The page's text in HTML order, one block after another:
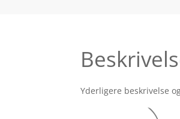
Yderligere beskrivelse